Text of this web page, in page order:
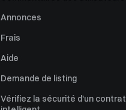
Annonces
Frais
Aide
Demande de listing
Vérifiez la sécurité d'un contrat